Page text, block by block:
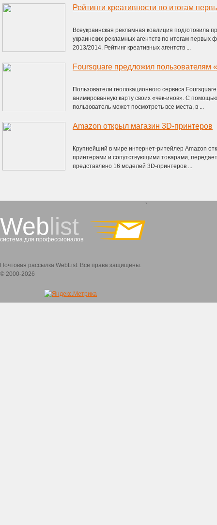
Всеукраинская рекламная коалиция подготовила
украинских рекламных агентств по итогам первых
2013/2014. Рейтинг креативных агентств ...
Foursquare предложил пользователям
Пользователи геолокационного сервиса
анимированную карту своих «чек-инов». С
пользователь может посмотреть все места, в ...
Amazon открыл магазин 3D-принтеров
Крупнейший в мире интернет-ритейлер Amazon
принтерами и сопутствующими товарами,
представлено 16 моделей 3D-принтеров ...
Weblist
система для профессионалов
`
Почтовая рассылка WebList. Все права защищены.
© 2000-2026